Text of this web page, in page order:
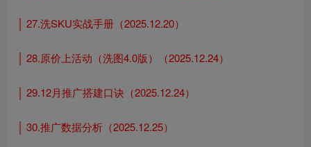
│ 27.洗SKU实战手册（2025.12.20）
│ 28.原价上活动（洗图4.0版）（2025.12.24）
│ 29.12月推广搭建口诀（2025.12.24）
│ 30.推广数据分析（2025.12.25）